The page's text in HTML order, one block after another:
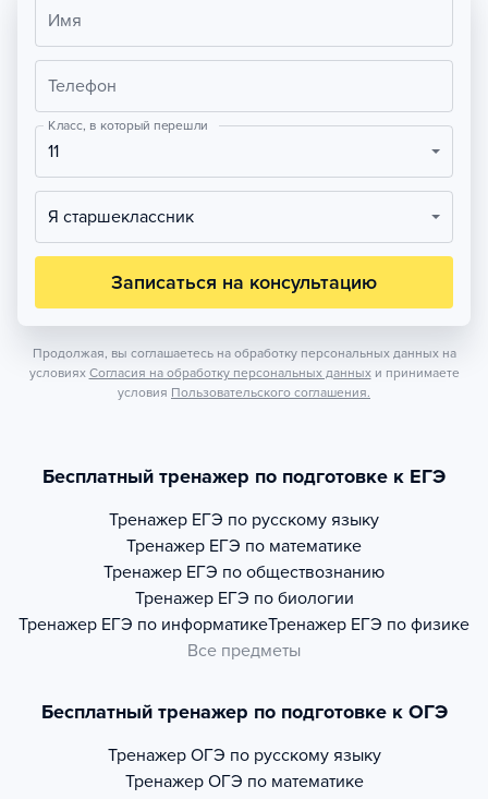
Имя
Телефон
Класс, в который перешли
11
Я старшеклассник
Записаться на консультацию
Продолжая, вы соглашаетесь на обработку персональных данных на
условиях Согласия на обработку персональных данных и принимаете
условия Пользовательского соглашения.
Бесплатный тренажер по подготовке к ЕГЭ
Тренажер ЕГЭ по русскому языку
Тренажер ЕГЭ по математике
Тренажер ЕГЭ по обществознанию
Тренажер ЕГЭ по биологии
Тренажер ЕГЭ по информатикеТренажер ЕГЭ по физике
Все предметы
Бесплатный тренажер по подготовке к ОГЭ
Тренажер ОГЭ по русскому языку
Тренажер ОГЭ по математике